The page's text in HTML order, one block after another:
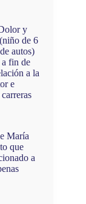
y
de 6
autos)
a fin de
a la
e
María
que
a